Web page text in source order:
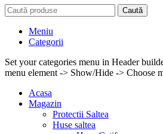
Caută
Meniu
Categorii
Set your categories menu in Header
menu element -> Show/Hide -> Choose
Acasa
Magazin
Protectii Saltea
Huse saltea